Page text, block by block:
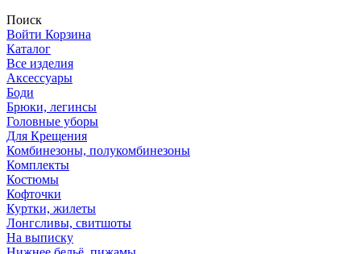
Поиск
Войти Корзина
Каталог
Все изделия
Аксесcуары
Боди
Брюки, легинсы
Головные уборы
Для Крещения
Комбинезоны, полукомбинезоны
Комплекты
Костюмы
Кофточки
Куртки, жилеты
Лонгсливы, свитшоты
На выписку